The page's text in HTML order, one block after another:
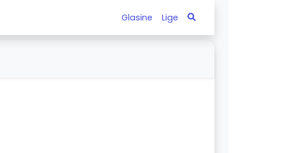
Glasine Lige